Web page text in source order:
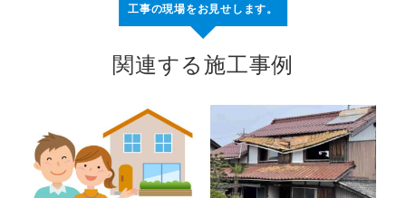
工事の現場をお見せします。
関連する施工事例